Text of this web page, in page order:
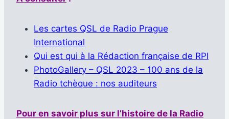
Les cartes QSL de Radio Prague
International
Qui est qui à la Rédaction française de RPI
PhotoGallery – QSL 2023 – 100 ans de la
Radio tchèque : nos auditeurs
Pour en savoir plus sur l’histoire de la Radio